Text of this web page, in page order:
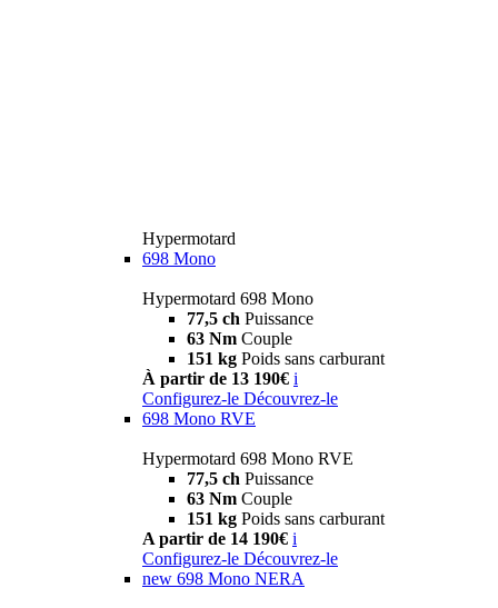
Hypermotard
698 Mono
Hypermotard 698 Mono
77,5 ch Puissance
63 Nm Couple
151 kg Poids sans carburant
À partir de 13 190€ i
Configurez-le Découvrez-le
698 Mono RVE
Hypermotard 698 Mono RVE
77,5 ch Puissance
63 Nm Couple
151 kg Poids sans carburant
A partir de 14 190€ i
Configurez-le Découvrez-le
new 698 Mono NERA